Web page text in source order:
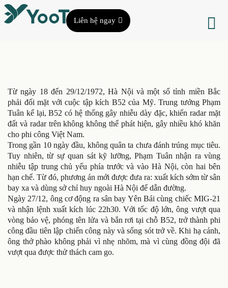
Liên hệ ngay
Từ ngày 18 đến 29/12/1972, Hà Nội và một số tỉnh miền Bắc
phải đối mặt với cuộc tập kích B52 của Mỹ. Trung tướng Phạm
Tuân kể lại, B52 có hệ thống gây nhiễu dày đặc, khiến radar mặt
đất và radar trên không không thể phát hiện, gây nhiều khó khăn
cho phi công Việt Nam.
Trong gần 10 ngày đầu, không quân ta chưa đánh trúng mục tiêu.
Tuy nhiên, từ sự quan sát kỹ lưỡng, Phạm Tuân nhận ra vùng
nhiễu tập trung chủ yếu phía trước và vào Hà Nội, còn hai bên
hạn chế. Từ đó, phương án mới được đưa ra: xuất kích sớm từ sân
bay xa và dùng sở chỉ huy ngoài Hà Nội để dẫn đường.
Ngày 27/12, ông cơ động ra sân bay Yên Bái cùng chiếc MIG-21
và nhận lệnh xuất kích lúc 22h30. Với tốc độ lớn, ông vượt qua
vòng bảo vệ, phóng tên lửa và bắn rơi tại chỗ B52, trở thành phi
công đầu tiên lập chiến công này và sống sót trở về. Khi hạ cánh,
ông thở phào không phải vì nhẹ nhõm, mà vì cùng đồng đội đã
vượt qua được thử thách cam go.